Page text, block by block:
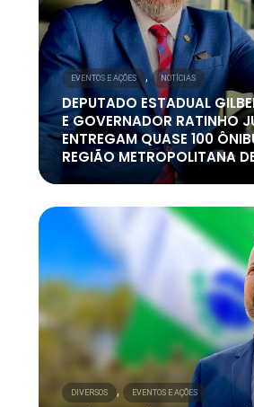
EVENTOS E AÇÕES , NOTÍCIAS
DEPUTADO ESTADUAL
E GOVERNADOR RATINHO
ENTREGAM QUASE 100
REGIÃO METROPOLITANA
DIVERSOS , EVENTOS E AÇÕES